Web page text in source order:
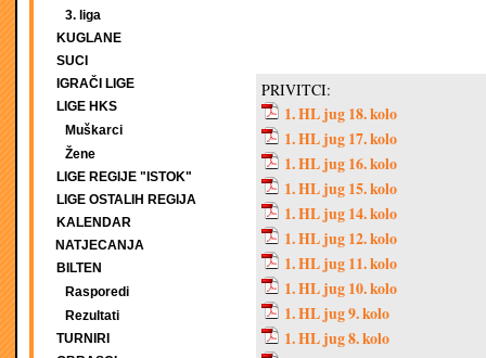
3. liga
KUGLANE
SUCI
IGRAČI LIGE
LIGE HKS
Muškarci
Žene
LIGE REGIJE "ISTOK"
LIGE OSTALIH REGIJA
KALENDAR
NATJECANJA
BILTEN
Rasporedi
Rezultati
TURNIRI
PRIVITCI:
1. HL jug 18. kolo
1. HL jug 17. kolo
1. HL jug 16. kolo
1. HL jug 15. kolo
1. HL jug 14. kolo
1. HL jug 12. kolo
1. HL jug 11. kolo
1. HL jug 10. kolo
1. HL jug 9. kolo
1. HL jug 8. kolo